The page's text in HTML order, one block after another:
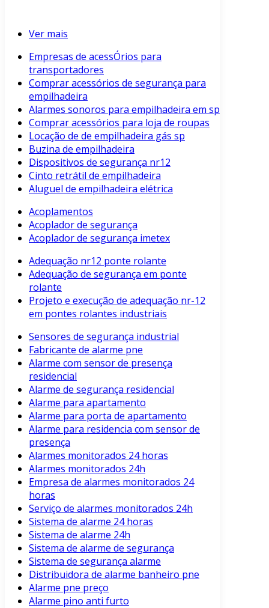
Ver mais
Empresas de acessÓrios para
transportadores
Comprar acessórios de segurança para
empilhadeira
Alarmes sonoros para empilhadeira em sp
Comprar acessórios para loja de roupas
Locação de de empilhadeira gás sp
Buzina de empilhadeira
Dispositivos de segurança nr12
Cinto retrátil de empilhadeira
Aluguel de empilhadeira elétrica
Acoplamentos
Acoplador de segurança
Acoplador de segurança imetex
Adequação nr12 ponte rolante
Adequação de segurança em ponte
rolante
Projeto e execução de adequação nr-12
em pontes rolantes industriais
Sensores de segurança industrial
Fabricante de alarme pne
Alarme com sensor de presença
residencial
Alarme de segurança residencial
Alarme para apartamento
Alarme para porta de apartamento
Alarme para residencia com sensor de
presença
Alarmes monitorados 24 horas
Alarmes monitorados 24h
Empresa de alarmes monitorados 24
horas
Serviço de alarmes monitorados 24h
Sistema de alarme 24 horas
Sistema de alarme 24h
Sistema de alarme de segurança
Sistema de segurança alarme
Distribuidora de alarme banheiro pne
Alarme pne preço
Alarme pino anti furto